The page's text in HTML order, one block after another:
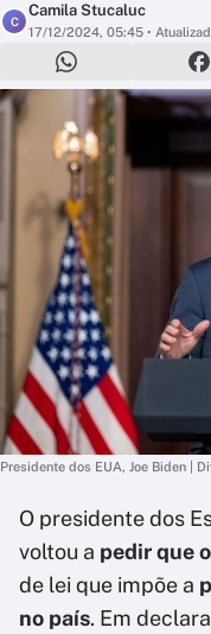
C
Camila Stucaluc
17/12/2024, 05:45 •
Presidente dos EUA, Joe Biden |
O presidente dos
voltou a pedir que
de lei que impõe a
no país. Em